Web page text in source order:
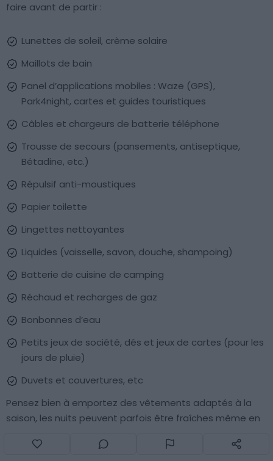
faire avant de partir :
Lunettes de soleil, crème solaire
Maillots de bain
Panel d’applications mobiles : Waze (GPS),
Park4night, cartes et guides touristiques
Câbles et chargeurs de batterie téléphone
Trousse de secours (pansements, antiseptique,
Bétadine, etc.)
Répulsif anti-moustiques
Papier toilette
Lingettes nettoyantes
Liquides (vaisselle, savon, douche, shampoing)
Batterie de cuisine de camping
Réchaud et recharges de gaz
Bonbonnes d’eau
Petits jeux de société, dés et jeux de cartes (pour les
jours de pluie)
Duvets et couvertures, etc
Pensez bien à emportez des vêtements adaptés à la
saison, les nuits peuvent parfois être fraîches même en